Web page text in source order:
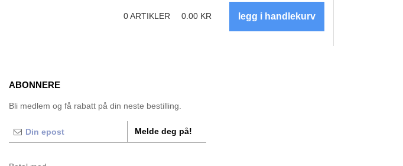
0ARTIKLER 0.00 KR
ABONNERE
Bli medlem og få rabatt på din neste bestilling.
Melde deg på!